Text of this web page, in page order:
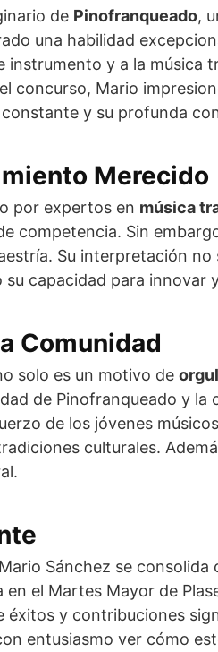
de Pinofranqueado,
una habilidad
instrumento y a la música
concurso, Mario
y su profunda
Merecido
por expertos en música
competencia. Sin
Su interpretación
su capacidad para
Comunidad
solo es un motivo de
de Pinofranqueado y
de los jóvenes
culturales.
Sánchez se
en el Martes Mayor de
éxitos y contribuciones
entusiasmo ver cómo